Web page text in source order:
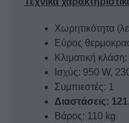
Χωρητικότητα
Εύρος
Κλιματική
Ισχύς: 950 W,
Συμπιεστές: 1
Διαστάσεις:
Βάρος: 110 kg